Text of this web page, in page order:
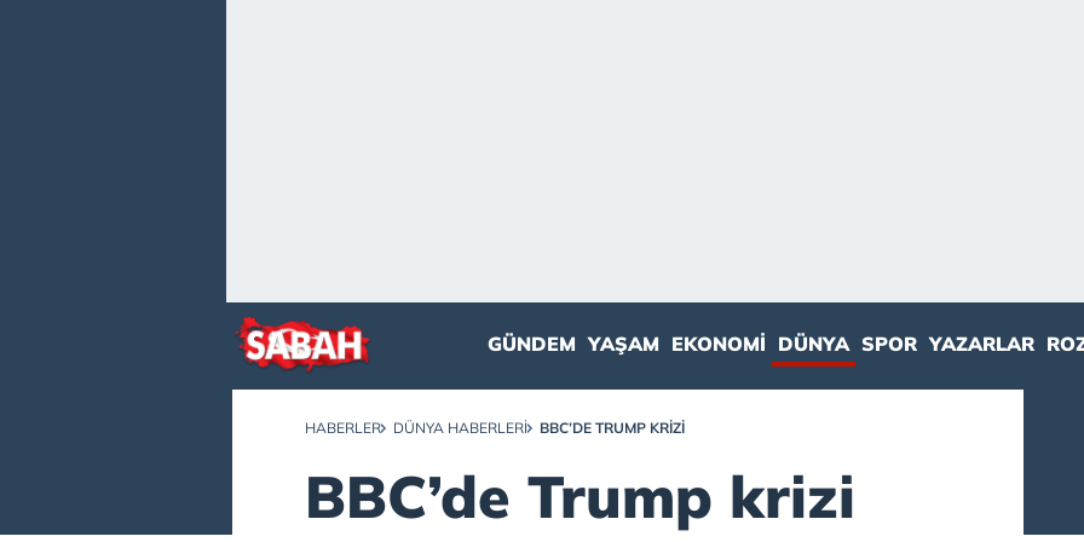
GÜNDEM YAŞAM EKONOMI DÜNYA SPOR YAZARLAR
HABERLER DÜNYA HABERLERI BBC’DE TRUMP KRIZI
BBC’de Trump krizi